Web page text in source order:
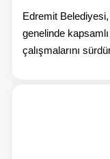
Edremit
genelinde
çalışmalarını